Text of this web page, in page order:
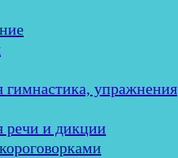
гимнастика, упражнения
речи и дикции